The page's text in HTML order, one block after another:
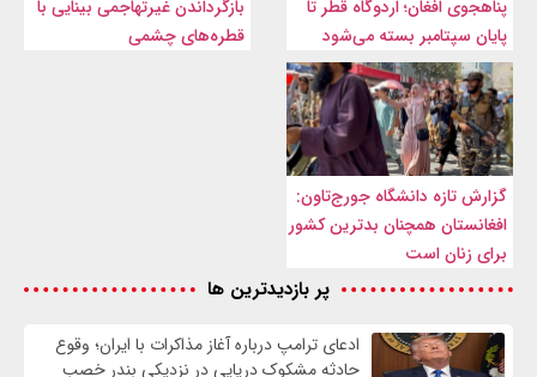
پناهجوی افغان؛ اردوگاه قطر تا
پایان سپتامبر بسته می‌شود
بازگرداندن غیرتهاجمی بینایی با
قطره‌های چشمی
گزارش تازه دانشگاه جورج‌تاون:
افغانستان همچنان بدترین کشور
برای زنان است
پر بازدیدترین ها
ادعای ترامپ درباره آغاز مذاکرات با ایران؛ وقوع
حادثه مشکوک دریایی در نزدیکی بندر خصب